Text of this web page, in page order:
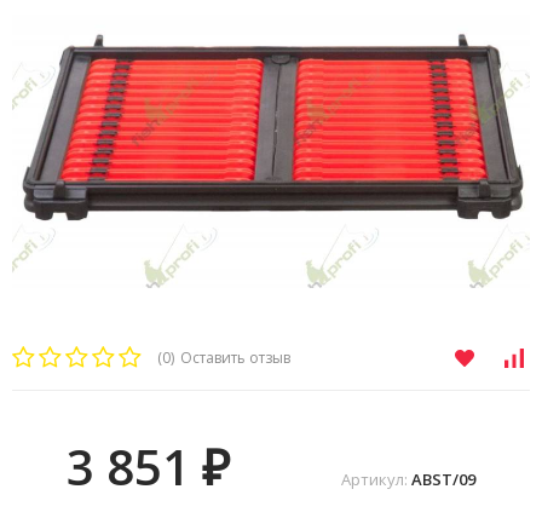
(0) Оставить отзыв
Артикул: ABST/09
3 851₽